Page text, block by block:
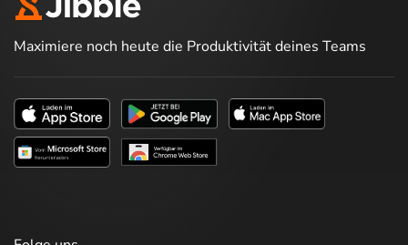
Maximiere noch heute die Produktivität deines Teams